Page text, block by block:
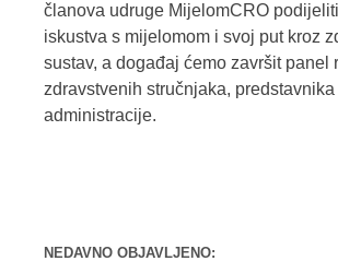
članova udruge MijelomCRO
iskustva s mijelomom i svoj put kroz
sustav, a događaj ćemo završit panel
zdravstvenih stručnjaka,
administracije.
NEDAVNO OBJAVLJENO: